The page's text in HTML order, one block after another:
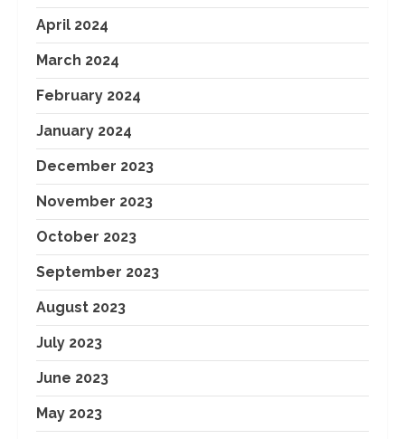
April 2024
March 2024
February 2024
January 2024
December 2023
November 2023
October 2023
September 2023
August 2023
July 2023
June 2023
May 2023